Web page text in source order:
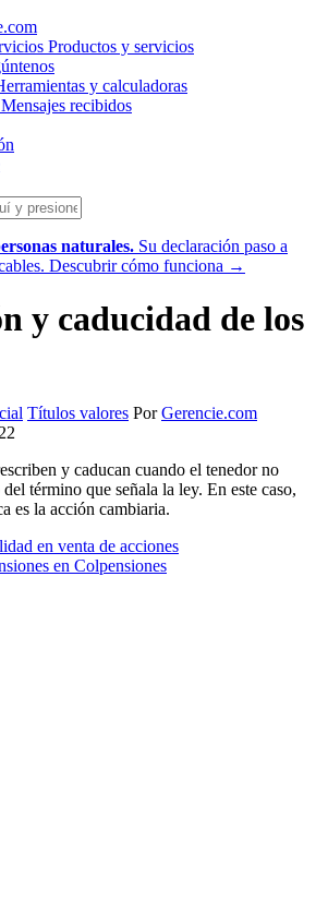
Productos y servicios
y calculadoras
Mensajes recibidos
naturales. Su declaración paso a
Descubrir cómo funciona →
y caducidad de los
Títulos valores PorGerencie.com
y caducan cuando el tenedor no
término que señala la ley. En este caso,
es la acción cambiaria.
en venta de acciones
en Colpensiones